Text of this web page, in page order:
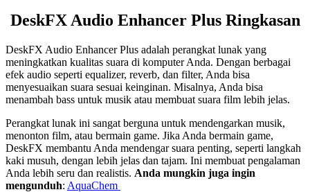
DeskFX Audio Enhancer Plus Ringkasan
DeskFX Audio Enhancer Plus adalah perangkat lunak yang
meningkatkan kualitas suara di komputer Anda. Dengan berbagai
efek audio seperti equalizer, reverb, dan filter, Anda bisa
menyesuaikan suara sesuai keinginan. Misalnya, Anda bisa
menambah bass untuk musik atau membuat suara film lebih jelas.
Perangkat lunak ini sangat berguna untuk mendengarkan musik,
menonton film, atau bermain game. Jika Anda bermain game,
DeskFX membantu Anda mendengar suara penting, seperti langkah
kaki musuh, dengan lebih jelas dan tajam. Ini membuat pengalaman
Anda lebih seru dan realistis. Anda mungkin juga ingin
mengunduh: AquaChem